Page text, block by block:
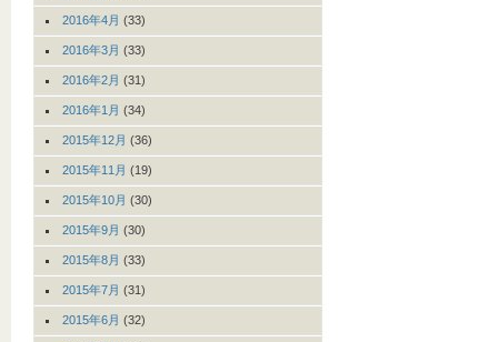
2016年4月 (33)
2016年3月 (33)
2016年2月 (31)
2016年1月 (34)
2015年12月 (36)
2015年11月 (19)
2015年10月 (30)
2015年9月 (30)
2015年8月 (33)
2015年7月 (31)
2015年6月 (32)